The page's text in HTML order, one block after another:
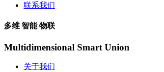
联系我们
多维 智能 物联
Multidimensional Smart Union
关于我们